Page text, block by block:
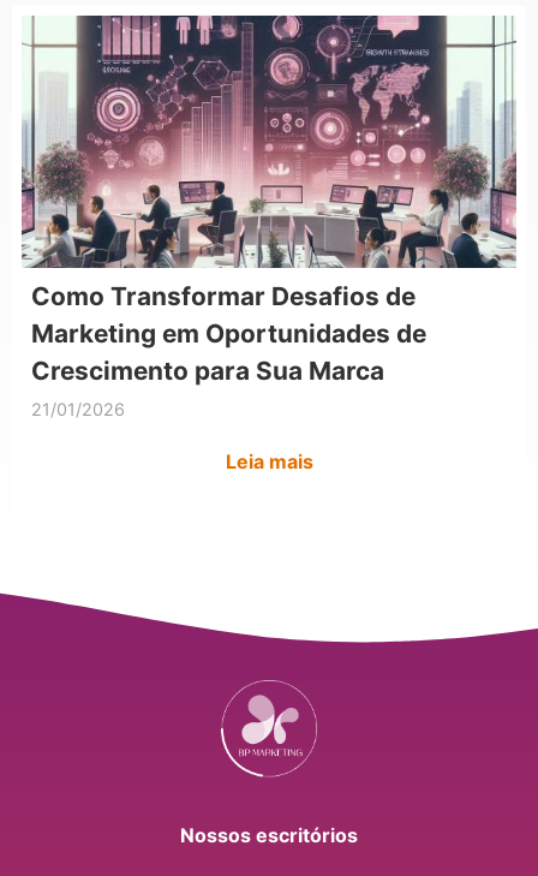
Como Transformar Desafios de
Marketing em Oportunidades de
Crescimento para Sua Marca
21/01/2026
Leia mais
Nossos escritórios